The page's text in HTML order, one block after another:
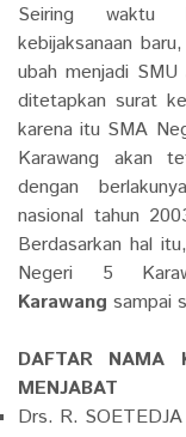
Seiring waktu
kebijaksanaan
ubah menjadi SMU
ditetapkan surat
karena itu SMA
Karawang akan
dengan
nasional tahun
Berdasarkan hal
Negeri 5
Karawang sampai
DAFTAR NAMA
MENJABAT
Drs. R.